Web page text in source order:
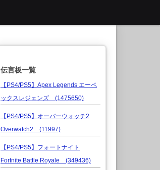
伝言板一覧
【PS4/PS5】Apex Legends エーペ
ックスレジェンズ (1475650)
【PS4/PS5】オーバーウォッチ2
Overwatch2 (11997)
【PS4/PS5】フォートナイト
Fortnite Battle Royale (349436)